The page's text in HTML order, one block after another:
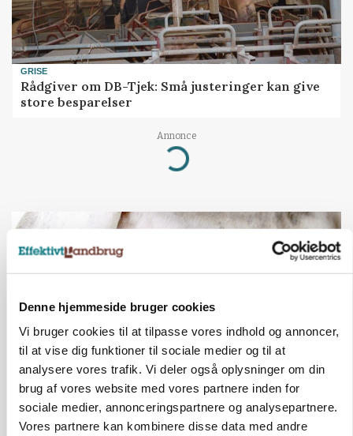
Denne hjemmeside bruger cookies
Vi bruger cookies til at tilpasse vores indhold og annoncer,
til at vise dig funktioner til sociale medier og til at
analysere vores trafik. Vi deler også oplysninger om din
brug af vores website med vores partnere inden for
sociale medier, annonceringspartnere og analysepartnere.
Vores partnere kan kombinere disse data med andre
GRISE
Rådgiver om DB-Tjek: Små justeringer kan give
store besparelser
Annonce
Loading...
MARKED
Russisk mælkepris dykker 23 procent